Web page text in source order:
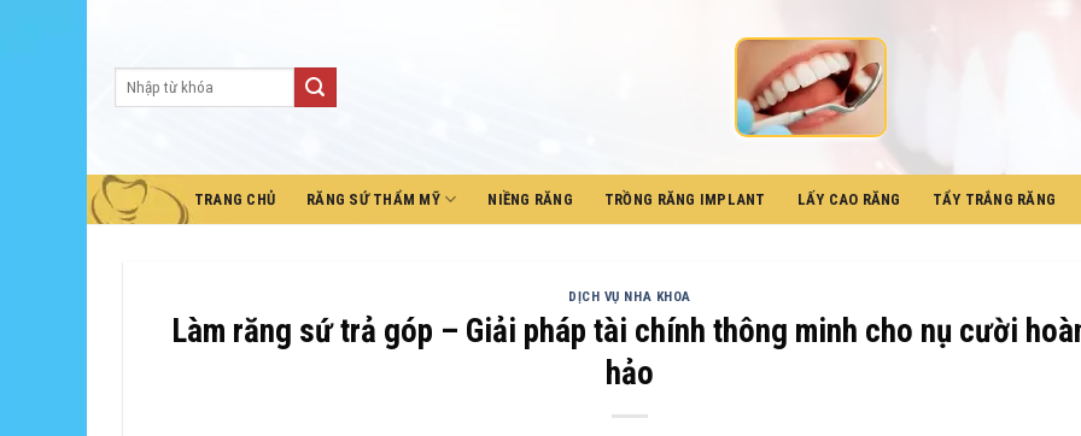
content
TRANG CHỦ RĂNG SỨ THẨM MỸ NIỀNG RĂNG TRỒNG RĂNG IMPLANT LẤY CAO RĂNG TẨY TRẮNG RĂNG
DỊCH VỤ NHA KHOA
Làm răng sứ trả góp – Giải pháp tài chính thông minh cho nụ cười
hảo